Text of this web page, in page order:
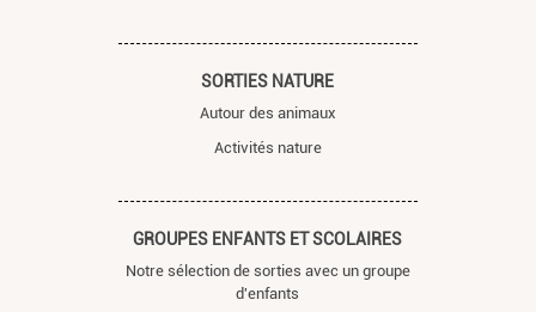
SORTIES NATURE
Autour des animaux
Activités nature
GROUPES ENFANTS ET SCOLAIRES
Notre sélection de sorties avec un groupe
d'enfants